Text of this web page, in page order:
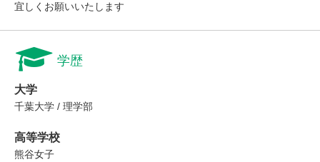
宜しくお願いいたします
学歴
大学
千葉大学 / 理学部
高等学校
熊谷女子